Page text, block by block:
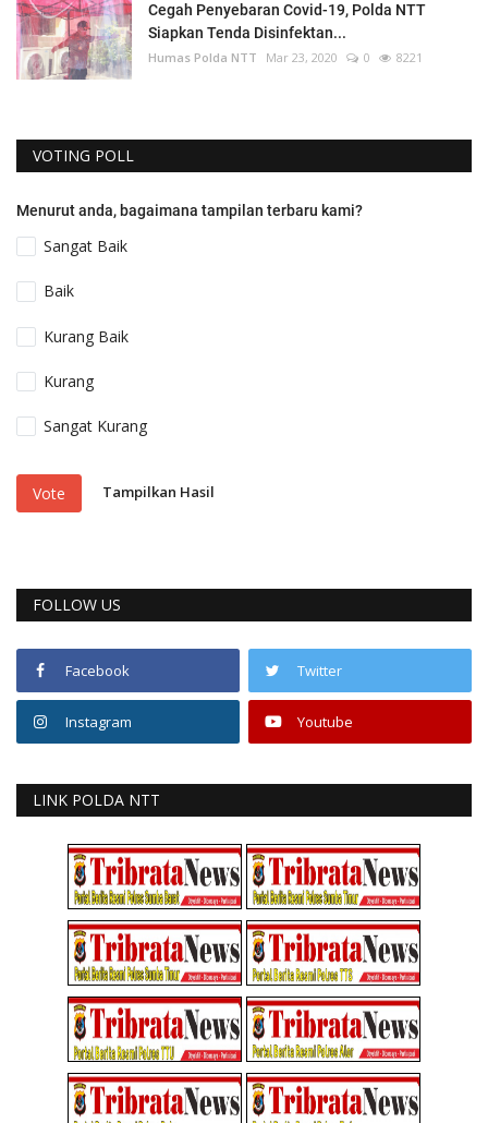
Cegah Penyebaran Covid-19, Polda NTT
Siapkan Tenda Disinfektan...
Humas Polda NTT Mar 23, 2020 0 8221
VOTING POLL
Menurut anda, bagaimana tampilan terbaru kami?
Sangat Baik
Baik
Kurang Baik
Kurang
Sangat Kurang
Vote Tampilkan Hasil
FOLLOW US
Facebook Twitter
Instagram Youtube
LINK POLDA NTT